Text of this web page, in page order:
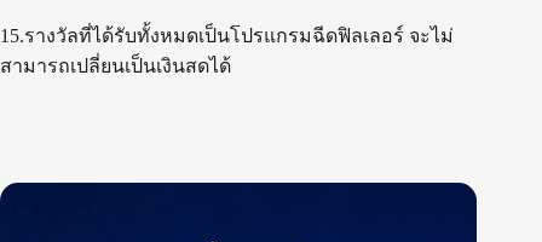
15.รางวัลที่ได้รับทั้งหมดเป็นโปรแกรมฉีดฟิลเลอร์ จะไม่
สามารถเปลี่ยนเป็นเงินสดได้